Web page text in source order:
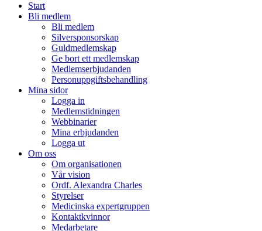
Start
Bli medlem
Bli medlem
Silversponsorskap
Guldmedlemskap
Ge bort ett medlemskap
Medlemserbjudanden
Personuppgiftsbehandling
Mina sidor
Logga in
Medlemstidningen
Webbinarier
Mina erbjudanden
Logga ut
Om oss
Om organisationen
Vår vision
Ordf. Alexandra Charles
Styrelser
Medicinska expertgruppen
Kontaktkvinnor
Medarbetare